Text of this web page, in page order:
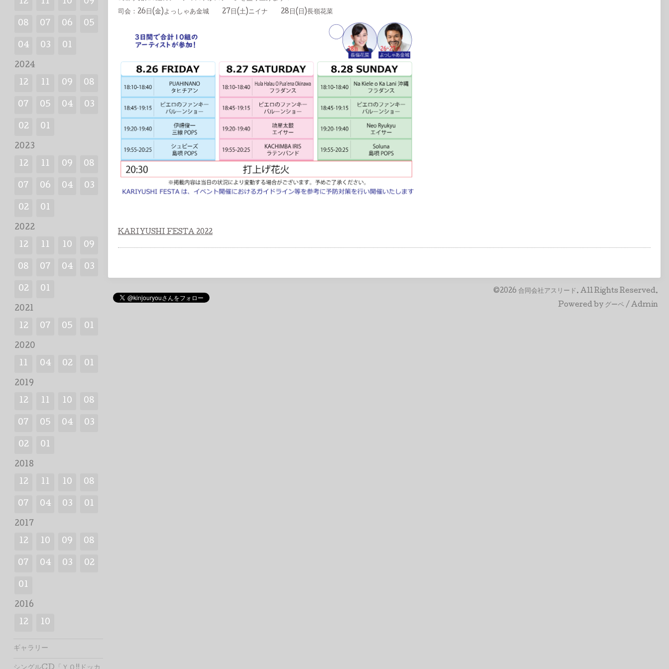
司会：26日(金)よっしゃあ金城 27日(土)ニイナ 28日(日)長嶺花菜
KARIYUSHI FESTA 2022
©2026 合同会社アスリード . All Rights Reserved.
Powered by グーペ / Admin
12 11 10 09
08 07 06 05
04 03 01
2024
12 11 09 08
07 05 04 03
02 01
2023
12 11 09 08
07 06 04 03
02 01
2022
12 11 10 09
08 07 04 03
02 01
2021
12 07 05 01
2020
11 04 02 01
2019
12 11 10 08
07 05 04 03
02 01
2018
12 11 10 08
07 04 03 01
2017
12 10 09 08
07 04 03 02
01
2016
12 10
ギャラリー